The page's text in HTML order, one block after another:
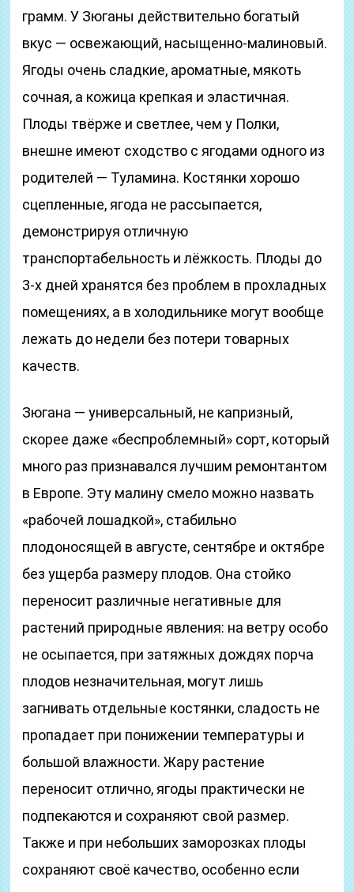
грамм. У Зюганы действительно богатый
вкус — освежающий, насыщенно-малиновый.
Ягоды очень сладкие, ароматные, мякоть
сочная, а кожица крепкая и эластичная.
Плоды твёрже и светлее, чем у Полки,
внешне имеют сходство с ягодами одного из
родителей — Туламина. Костянки хорошо
сцепленные, ягода не рассыпается,
демонстрируя отличную
транспортабельность и лёжкость. Плоды до
3-х дней хранятся без проблем в прохладных
помещениях, а в холодильнике могут вообще
лежать до недели без потери товарных
качеств.
Зюгана — универсальный, не капризный,
скорее даже «беспроблемный» сорт, который
много раз признавался лучшим ремонтантом
в Европе. Эту малину смело можно назвать
«рабочей лошадкой», стабильно
плодоносящей в августе, сентябре и октябре
без ущерба размеру плодов. Она стойко
переносит различные негативные для
растений природные явления: на ветру особо
не осыпается, при затяжных дождях порча
плодов незначительная, могут лишь
загнивать отдельные костянки, сладость не
пропадает при понижении температуры и
большой влажности. Жару растение
переносит отлично, ягоды практически не
подпекаются и сохраняют свой размер.
Также и при небольших заморозках плоды
сохраняют своё качество, особенно если